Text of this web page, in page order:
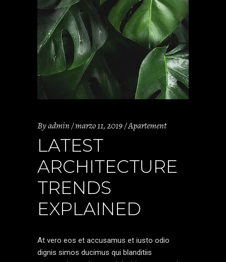
Byadmin marzo 11, 2019 Apartement
LATEST
ARCHITECTURE
TRENDS
EXPLAINED
At vero eos et accusamus et iusto odio
dignis simos ducimus qui blanditiis